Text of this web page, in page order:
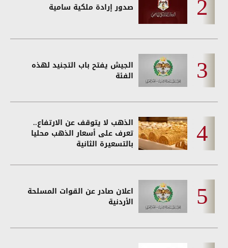
صدور إرادة ملكية سامية
الجيش يفتح باب التجنيد لهذه
الفئة
الذهب لا يتوقف عن الارتفاع..
تعرف على أسعار الذهب محليا
بالتسعيرة الثانية
اعلان صادر عن القوات المسلحة
الأردنية